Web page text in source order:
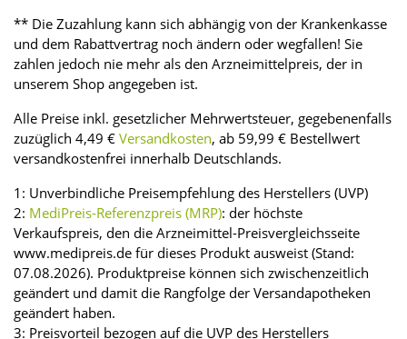
** Die Zuzahlung kann sich abhängig von der Krankenkasse
und dem Rabattvertrag noch ändern oder wegfallen! Sie
zahlen jedoch nie mehr als den Arzneimittelpreis, der in
unserem Shop angegeben ist.
Alle Preise inkl. gesetzlicher Mehrwertsteuer, gegebenenfalls
zuzüglich 4,49 € Versandkosten, ab 59,99 € Bestellwert
versandkostenfrei innerhalb Deutschlands.
1: Unverbindliche Preisempfehlung des Herstellers (UVP)
2: MediPreis-Referenzpreis (MRP): der höchste
Verkaufspreis, den die Arzneimittel-Preisvergleichsseite
www.medipreis.de für dieses Produkt ausweist (Stand:
07.08.2026). Produktpreise können sich zwischenzeitlich
geändert und damit die Rangfolge der Versandapotheken
geändert haben.
3: Preisvorteil bezogen auf die UVP des Herstellers